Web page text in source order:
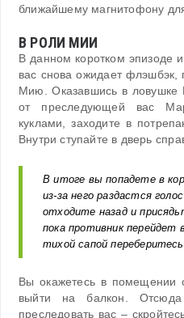
ближайшему магнитофону
В РОЛИ МИИ
В данном коротком эпизоде
вас снова ожидает флэшбэк,
Мию. Оказавшись в ловушке
от преследующей вас
куклами, заходите в
Внутри ступайте в дверь
В итоге вы попадете в
из-за него раздастся
отходите назад и
пока противник перейдет
тихой сапой переберитесь
Вы окажетесь в помещении
выйти на балкон.
преследовать вас –